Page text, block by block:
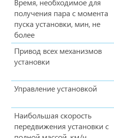
Время, необходимое для
получения пара с момента
пуска установки, мин, не
более
Привод всех механизмов
установки
Управление установкой
Наибольшая скорость
передвижения установки с